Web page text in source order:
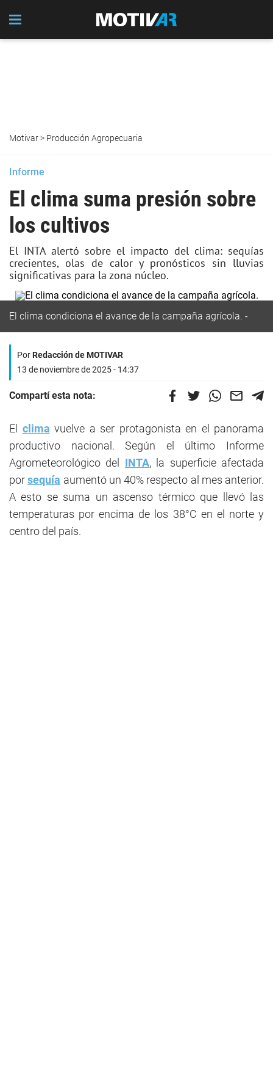
Motivar> Producción Agropecuaria
Informe
El clima suma presión sobre
los cultivos
El INTA alertó sobre el impacto del clima: sequías
crecientes, olas de calor y pronósticos sin lluvias
significativas para la zona núcleo.
El clima condiciona el avance de la campaña agrícola.
PorRedacción de MOTIVAR
13 de noviembre de 2025 - 14:37
Compartí esta nota:
El clima vuelve a ser protagonista en el panorama
productivo nacional. Según el último Informe
Agrometeorológico del INTA, la superficie afectada
porsequía aumentó un 40% respecto al mes anterior.
A esto se suma un ascenso térmico que llevó las
temperaturas por encima de los 38°C en el norte y
centro del país.